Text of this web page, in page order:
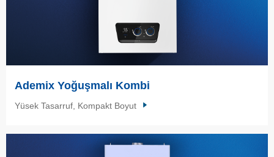
Ademix Yoğuşmalı Kombi
Yüsek Tasarruf, Kompakt Boyut